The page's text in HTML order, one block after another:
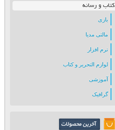
کتاب و رسانه
بازی
مالتی مدیا
نرم افزار
لوازم التحریر و کتاب
آموزشی
گرافیک